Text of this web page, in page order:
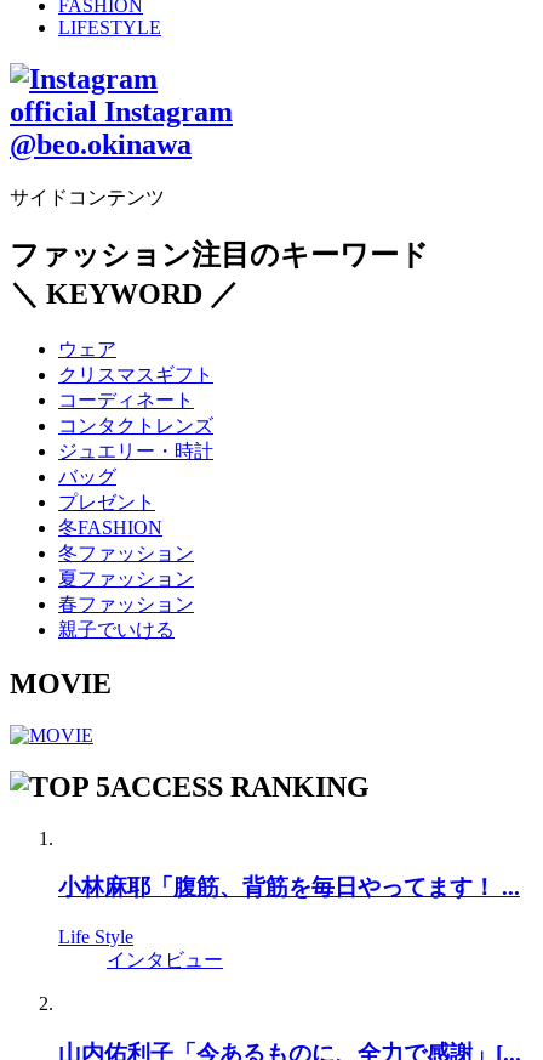
FASHION
LIFESTYLE
official Instagram
@beo.okinawa
サイドコンテンツ
ファッション注目のキーワード
＼ KEYWORD ／
ウェア
クリスマスギフト
コーディネート
コンタクトレンズ
ジュエリー・時計
バッグ
プレゼント
冬FASHION
冬ファッション
夏ファッション
春ファッション
親子でいける
MOVIE
ACCESS RANKING
小林麻耶「腹筋、背筋を毎日やってます！ ...
Life Style
インタビュー
山内佑利子「今あるものに、全力で感謝」[...